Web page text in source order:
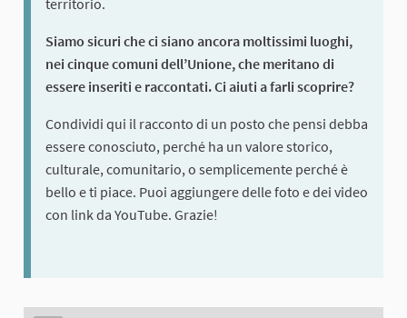
Siamo sicuri che ci siano ancora moltissimi luoghi,
nei cinque comuni dell’Unione, che meritano di
essere inseriti e raccontati. Ci aiuti a farli scoprire?
Condividi qui il racconto di un posto che pensi debba
essere conosciuto, perché ha un valore storico,
culturale, comunitario, o semplicemente perché è
bello e ti piace. Puoi aggiungere delle foto e dei video
con link da YouTube. Grazie!